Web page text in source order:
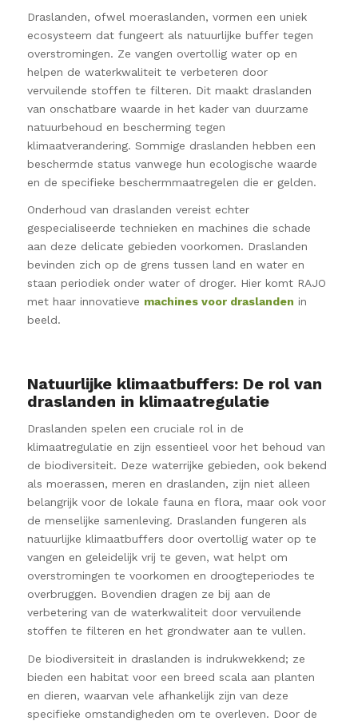
Draslanden, ofwel moeraslanden, vormen een uniek
ecosysteem dat fungeert als natuurlijke buffer tegen
overstromingen. Ze vangen overtollig water op en
helpen de waterkwaliteit te verbeteren door
vervuilende stoffen te filteren. Dit maakt draslanden
van onschatbare waarde in het kader van duurzame
natuurbehoud en bescherming tegen
klimaatverandering. Sommige draslanden hebben een
beschermde status vanwege hun ecologische waarde
en de specifieke beschermmaatregelen die er gelden.
Onderhoud van draslanden vereist echter
gespecialiseerde technieken en machines die schade
aan deze delicate gebieden voorkomen. Draslanden
bevinden zich op de grens tussen land en water en
staan periodiek onder water of droger. Hier komt RAJO
met haar innovatieve machines voor draslanden in
beeld.
Natuurlijke klimaatbuffers: De rol van
draslanden in klimaatregulatie
Draslanden spelen een cruciale rol in de
klimaatregulatie en zijn essentieel voor het behoud van
de biodiversiteit. Deze waterrijke gebieden, ook bekend
als moerassen, meren en draslanden, zijn niet alleen
belangrijk voor de lokale fauna en flora, maar ook voor
de menselijke samenleving. Draslanden fungeren als
natuurlijke klimaatbuffers door overtollig water op te
vangen en geleidelijk vrij te geven, wat helpt om
overstromingen te voorkomen en droogteperiodes te
overbruggen. Bovendien dragen ze bij aan de
verbetering van de waterkwaliteit door vervuilende
stoffen te filteren en het grondwater aan te vullen.
De biodiversiteit in draslanden is indrukwekkend; ze
bieden een habitat voor een breed scala aan planten
en dieren, waarvan vele afhankelijk zijn van deze
specifieke omstandigheden om te overleven. Door de